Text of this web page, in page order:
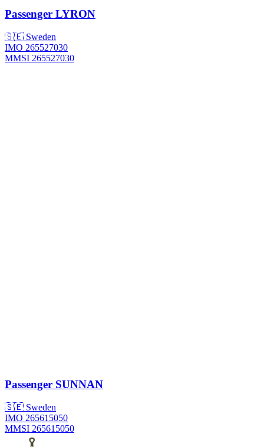
Passenger LYRON
🇸🇪 Sweden
IMO 265527030
MMSI 265527030
Passenger SUNNAN
🇸🇪 Sweden
IMO 265615050
MMSI 265615050